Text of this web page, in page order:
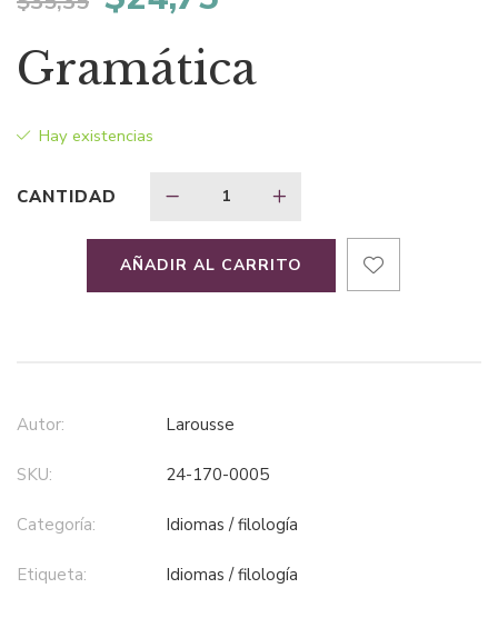
precio
$35,35.
precio
$24,75.
Gramática
Hay existencias
CANTIDAD
AÑADIR AL CARRITO
Autor: Larousse
SKU: 24-170-0005
Categoría: idiomas / filología
Etiqueta: idiomas / filología